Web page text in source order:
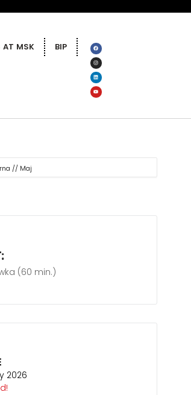
AT MSK BIP
// Maj
2026
(60 min.)